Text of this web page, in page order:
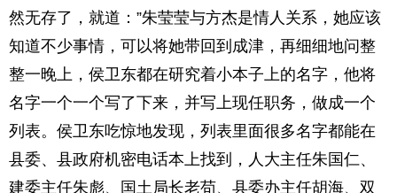
然无存了，就道：”朱莹莹与方杰是情人关系，她应该
知道不少事情，可以将她带回到成津，再细细地问整
整一晚上，侯卫东都在研究着小本子上的名字，他将
名字一个一个写了下来，并写上现任职务，做成一个
列表。侯卫东吃惊地发现，列表里面很多名字都能在
县委、县政府机密电话本上找到，人大主任朱国仁、
建委主任朱彪、国土局长老苟、县委办主任胡海、双